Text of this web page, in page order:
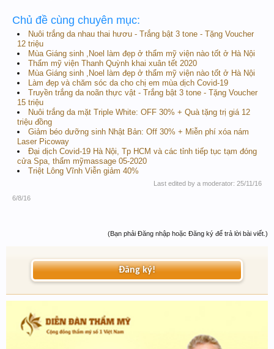
Chủ đề cùng chuyên mục:
Nuôi trắng da nhau thai hươu - Trắng bật 3 tone - Tặng Voucher
12 triệu
Mùa Giáng sinh ,Noel làm đẹp ở thẩm mỹ viện nào tốt ở Hà Nội
Thẩm mỹ viện Thanh Quỳnh khai xuân tết 2020
Mùa Giáng sinh ,Noel làm đẹp ở thẩm mỹ viện nào tốt ở Hà Nội
Làm đẹp và chăm sóc da cho chị em mùa dịch Covid-19
Truyền trắng da noãn thực vật - Trắng bật 3 tone - Tặng Voucher
15 triệu
Nuôi trắng da mặt Triple White: OFF 30% + Quà tặng trị giá 12
triệu đồng
Giảm béo dưỡng sinh Nhật Bản: Off 30% + Miễn phí xóa nám
Laser Picoway
Đại dịch Covid-19 Hà Nội, Tp HCM và các tỉnh tiếp tục tạm đóng
cửa Spa, thẩm mỹmassage 05-2020
Triệt Lông Vĩnh Viễn giảm 40%
Last edited by a moderator: 25/11/16
6/8/16
(Bạn phải Đăng nhập hoặc Đăng ký để trả lời bài viết.)
Đăng ký!